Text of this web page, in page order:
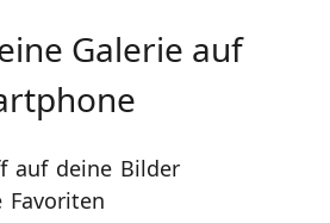
Galerie auf
auf deine Bilder
Favoriten